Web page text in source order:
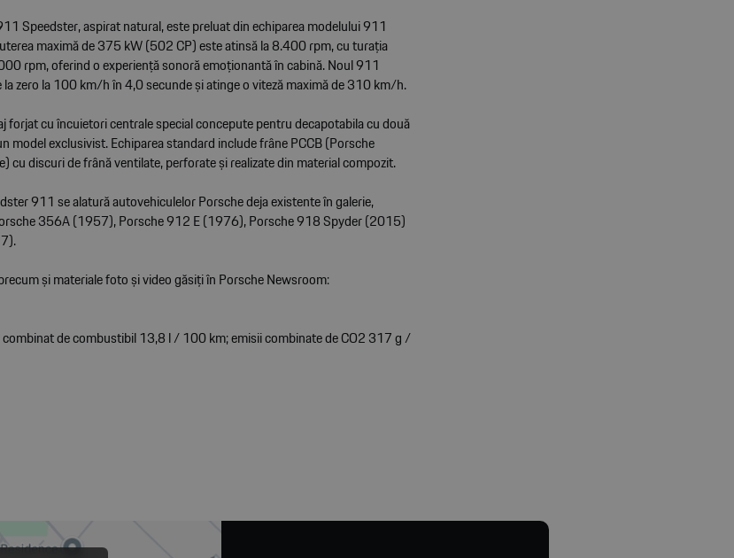
Speedster, aspirat natural, este preluat din echiparea modelului 911
maximă de 375 kW (502 CP) este atinsă la 8.400 rpm, cu turația
rpm, oferind o experiență sonoră emoționantă în cabină. Noul 911
la zero la 100 km/h în 4,0 secunde și atinge o viteză maximă de 310 km/h.
forjat cu încuietori centrale special concepute pentru decapotabila cu două
model exclusivist. Echiparea standard include frâne PCCB (Porsche
cu discuri de frână ventilate, perforate și realizate din material compozit.
911 se alatură autovehiculelor Porsche deja existente în galerie,
356A (1957), Porsche 912 E (1976), Porsche 918 Spyder (2015)
și materiale foto și video găsiți în Porsche Newsroom:
de combustibil 13,8 l / 100 km; emisii combinate de CO2 317 g /